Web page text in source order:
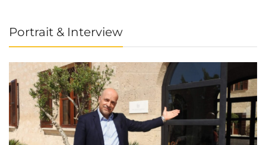
Portrait & Interview